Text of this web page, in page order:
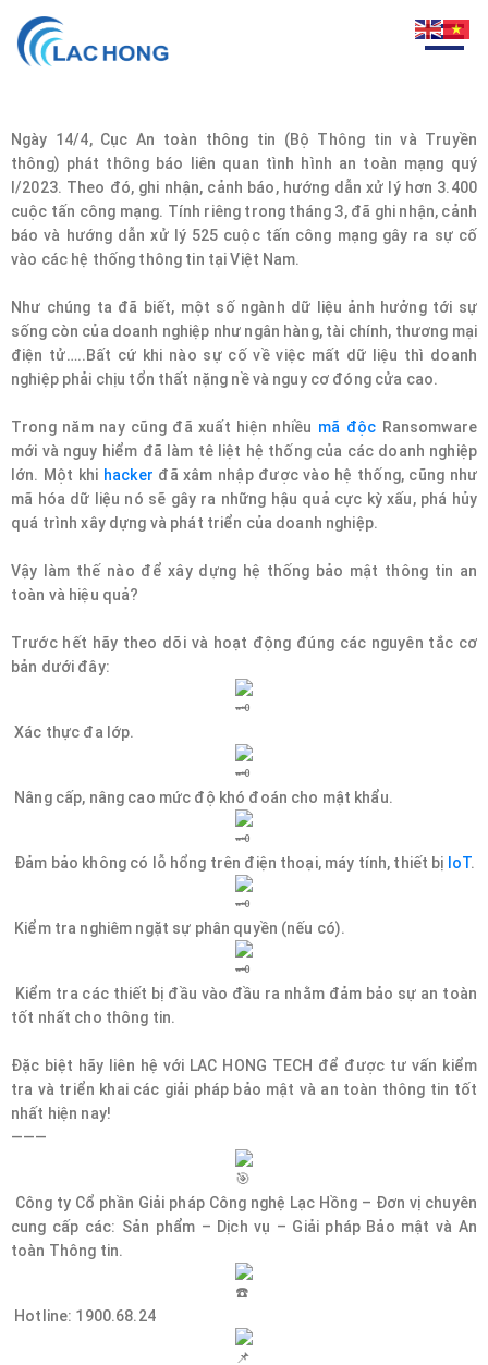
Ngày 14/4, Cục An toàn thông tin (Bộ Thông tin và Truyền
thông) phát thông báo liên quan tình hình an toàn mạng quý
I/2023. Theo đó, ghi nhận, cảnh báo, hướng dẫn xử lý hơn 3.400
cuộc tấn công mạng. Tính riêng trong tháng 3, đã ghi nhận, cảnh
báo và hướng dẫn xử lý 525 cuộc tấn công mạng gây ra sự cố
vào các hệ thống thông tin tại Việt Nam.
Như chúng ta đã biết, một số ngành dữ liệu ảnh hưởng tới sự
sống còn của doanh nghiệp như ngân hàng, tài chính, thương mại
điện tử…..Bất cứ khi nào sự cố về việc mất dữ liệu thì doanh
nghiệp phải chịu tổn thất nặng nề và nguy cơ đóng cửa cao.
Trong năm nay cũng đã xuất hiện nhiều mã độc Ransomware
mới và nguy hiểm đã làm tê liệt hệ thống của các doanh nghiệp
lớn. Một khi hacker đã xâm nhập được vào hệ thống, cũng như
mã hóa dữ liệu nó sẽ gây ra những hậu quả cực kỳ xấu, phá hủy
quá trình xây dựng và phát triển của doanh nghiệp.
Vậy làm thế nào để xây dựng hệ thống bảo mật thông tin an
toàn và hiệu quả?
Trước hết hãy theo dõi và hoạt động đúng các nguyên tắc cơ
bản dưới đây:
Xác thực đa lớp.
Nâng cấp, nâng cao mức độ khó đoán cho mật khẩu.
Đảm bảo không có lỗ hổng trên điện thoại, máy tính, thiết bị IoT.
Kiểm tra nghiêm ngặt sự phân quyền (nếu có).
Kiểm tra các thiết bị đầu vào đầu ra nhằm đảm bảo sự an toàn
tốt nhất cho thông tin.
Đặc biệt hãy liên hệ với LAC HONG TECH để được tư vấn kiểm
tra và triển khai các giải pháp bảo mật và an toàn thông tin tốt
nhất hiện nay!
———
Công ty Cổ phần Giải pháp Công nghệ Lạc Hồng – Đơn vị chuyên
cung cấp các: Sản phẩm – Dịch vụ – Giải pháp Bảo mật và An
toàn Thông tin.
Hotline: 1900.68.24